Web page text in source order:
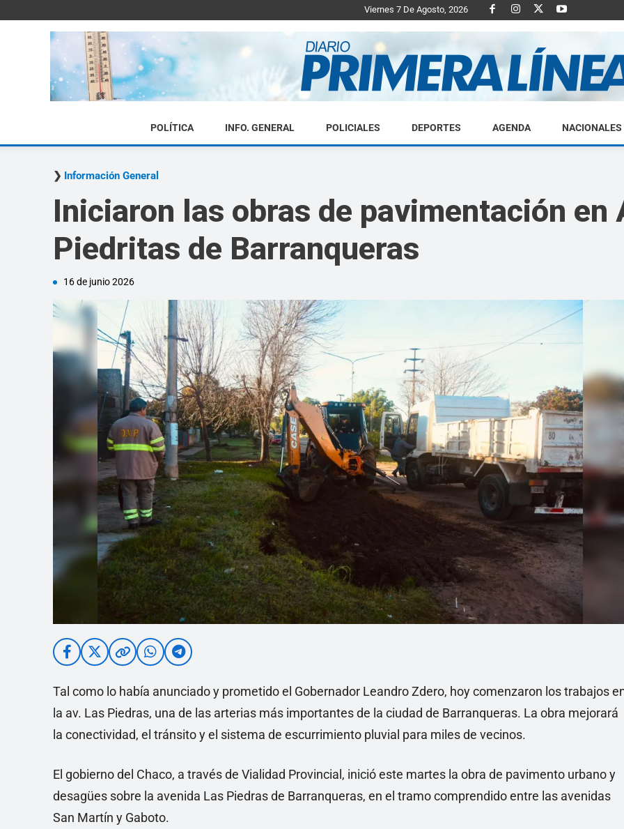
Viernes 7 De Agosto, 2026
Diario
POLÍTICA INFO. GENERAL POLICIALES DEPORTES AGENDA NACIONALES
Información General
Iniciaron las obras de pavimentación en
Piedritas de Barranqueras
16 de junio 2026
Tal como lo había anunciado y prometido el Gobernador Leandro Zdero, hoy comenzaron los trabajos
la av. Las Piedras, una de las arterias más importantes de la ciudad de Barranqueras. La obra mejorará
la conectividad, el tránsito y el sistema de escurrimiento pluvial para miles de vecinos.
El gobierno del Chaco, a través de Vialidad Provincial, inició este martes la obra de pavimento urbano y
desagües sobre la avenida Las Piedras de Barranqueras, en el tramo comprendido entre las avenidas
San Martín y Gaboto.